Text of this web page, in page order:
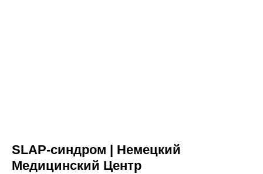
SLAP-синдром | Немецкий
Медицинский Центр